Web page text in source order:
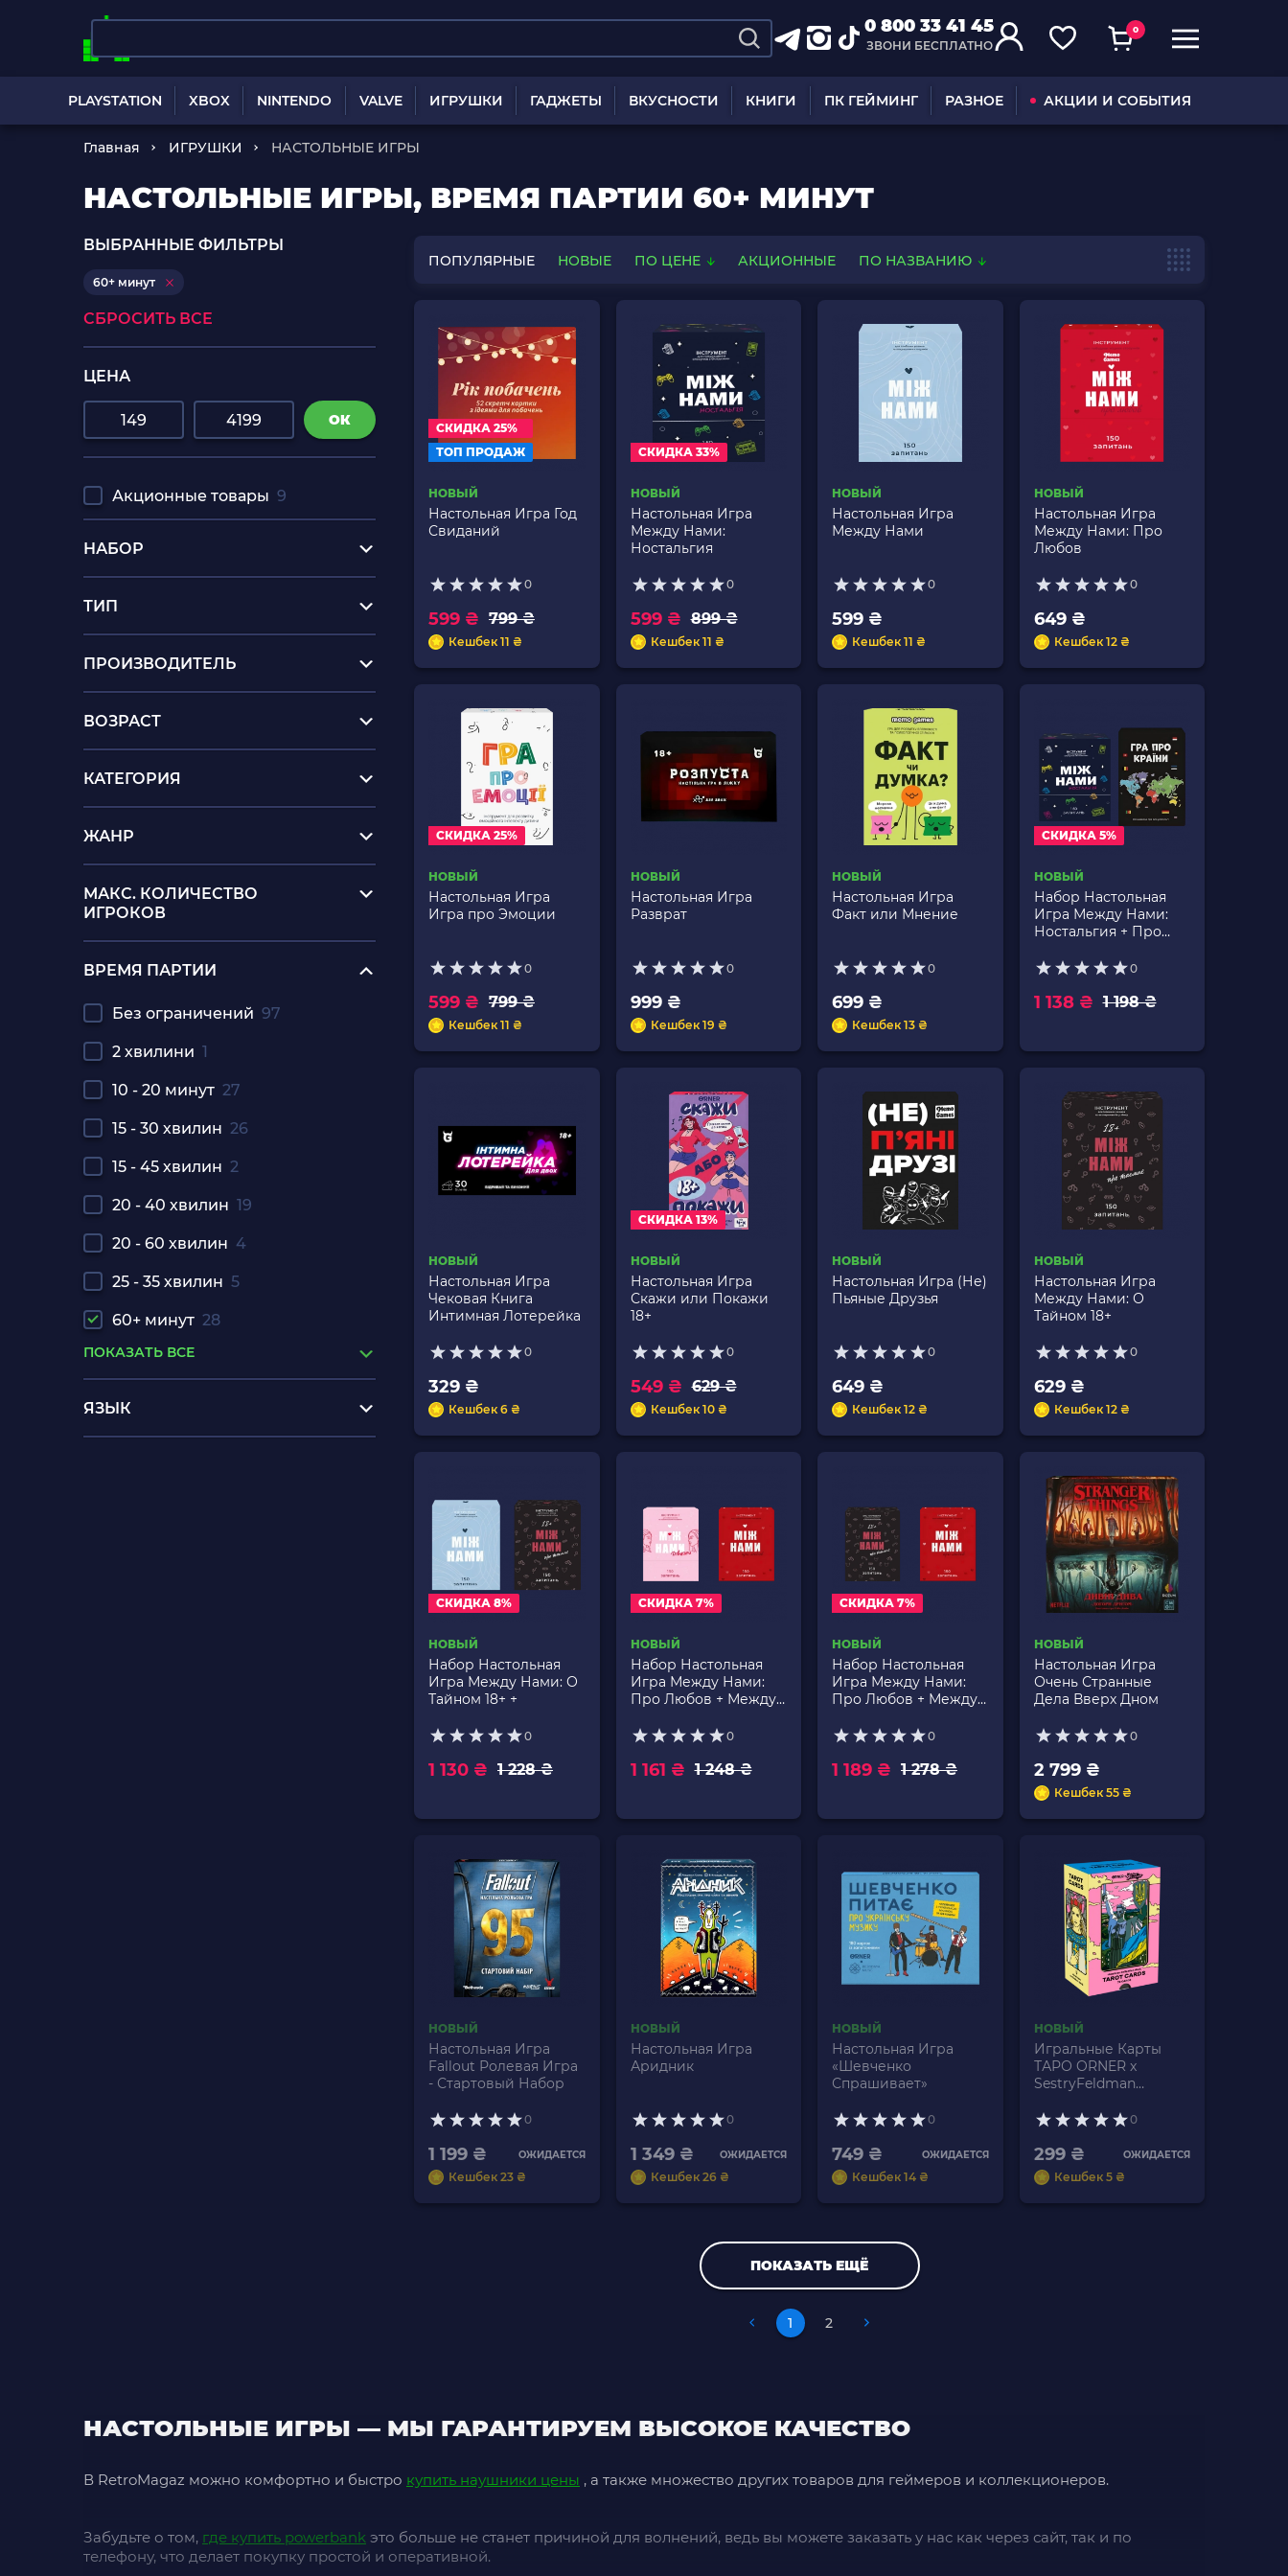
0 800 33 41 45
ЗВОНИ БЕСПЛАТНО
0
PLAYSTATION XBOX NINTENDO VALVE ИГРУШКИ ГАДЖЕТЫ ВКУСНОСТИ КНИГИ ПК ГЕЙМИНГ РАЗНОЕ АКЦИИ И СОБЫТИЯ
Главная ИГРУШКИ НАСТОЛЬНЫЕ ИГРЫ
НАСТОЛЬНЫЕ ИГРЫ, ВРЕМЯ ПАРТИИ 60+ МИНУТ
ВЫБРАННЫЕ ФИЛЬТРЫ
60+ минут
СБРОСИТЬ ВСЕ
ЦЕНА
ОК
Акционные товары 9
НАБОР
ТИП
ПРОИЗВОДИТЕЛЬ
ВОЗРАСТ
КАТЕГОРИЯ
ЖАНР
МАКС. КОЛИЧЕСТВО
ИГРОКОВ
ВРЕМЯ ПАРТИИ
Без ограничений 97
2 хвилини 1
10 - 20 минут 27
15 - 30 хвилин 26
15 - 45 хвилин 2
20 - 40 хвилин 19
20 - 60 хвилин 4
25 - 35 хвилин 5
60+ минут 28
ПОКАЗАТЬ ВСЕ
ЯЗЫК
ПОПУЛЯРНЫЕ НОВЫЕ ПО ЦЕНЕ АКЦИОННЫЕ ПО НАЗВАНИЮ
ТОП ПРОДАЖ
СКИДКА 25%
НОВЫЙ
Настольная Игра Год
Свиданий
0
799 ₴
599 ₴
Кешбек 11 ₴
СКИДКА 33%
НОВЫЙ
Настольная Игра
Между Нами:
Ностальгия
0
899 ₴
599 ₴
Кешбек 11 ₴
НОВЫЙ
Настольная Игра
Между Нами
0
599 ₴
Кешбек 11 ₴
НОВЫЙ
Настольная Игра
Между Нами: Про
Любов
0
649 ₴
Кешбек 12 ₴
СКИДКА 25%
НОВЫЙ
Настольная Игра
Игра про Эмоции
0
799 ₴
599 ₴
Кешбек 11 ₴
НОВЫЙ
Настольная Игра
Разврат
0
999 ₴
Кешбек 19 ₴
НОВЫЙ
Настольная Игра
Факт или Мнение
0
699 ₴
Кешбек 13 ₴
СКИДКА 5%
НОВЫЙ
Набор Настольная
Игра Между Нами:
Ностальгия + Про
0
1 198 ₴
1 138 ₴
НОВЫЙ
Настольная Игра
Чековая Книга
Интимная Лотерейка
0
329 ₴
Кешбек 6 ₴
СКИДКА 13%
НОВЫЙ
Настольная Игра
Скажи или Покажи
18+
0
629 ₴
549 ₴
Кешбек 10 ₴
НОВЫЙ
Настольная Игра (Не)
Пьяные Друзья
0
649 ₴
Кешбек 12 ₴
НОВЫЙ
Настольная Игра
Между Нами: О
Тайном 18+
0
629 ₴
Кешбек 12 ₴
СКИДКА 8%
НОВЫЙ
Набор Настольная
Игра Между Нами: О
Тайном 18+ +
0
1 228 ₴
1 130 ₴
СКИДКА 7%
НОВЫЙ
Набор Настольная
Игра Между Нами:
Про Любов + Между
0
1 248 ₴
1 161 ₴
СКИДКА 7%
НОВЫЙ
Набор Настольная
Игра Между Нами:
Про Любов + Между
0
1 278 ₴
1 189 ₴
НОВЫЙ
Настольная Игра
Очень Странные
Дела Вверх Дном
0
2 799 ₴
Кешбек 55 ₴
НОВЫЙ
Настольная Игра
Fallout Ролевая Игра
- Стартовый Набор
0
1 199 ₴ ОЖИДАЕТСЯ
Кешбек 23 ₴
НОВЫЙ
Настольная Игра
Аридник
0
1 349 ₴ ОЖИДАЕТСЯ
Кешбек 26 ₴
НОВЫЙ
Настольная Игра
«Шевченко
Спрашивает»
0
749 ₴ ОЖИДАЕТСЯ
Кешбек 14 ₴
НОВЫЙ
Игральные Карты
ТАРО ORNER x
SestryFeldman
0
299 ₴ ОЖИДАЕТСЯ
Кешбек 5 ₴
ПОКАЗАТЬ ЕЩЁ
1 2
НАСТОЛЬНЫЕ ИГРЫ — МЫ ГАРАНТИРУЕМ ВЫСОКОЕ КАЧЕСТВО
В RetroMagaz можно комфортно и быстро купить наушники цены , а также множество других товаров для геймеров и коллекционеров.
Забудьте о том, где купить powerbank это больше не станет причиной для волнений, ведь вы можете заказать у нас как через сайт, так и по
телефону, что делает покупку простой и оперативной.